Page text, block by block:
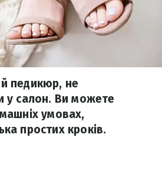
педикюр, не
у салон. Ви можете
умовах,
простих кроків.